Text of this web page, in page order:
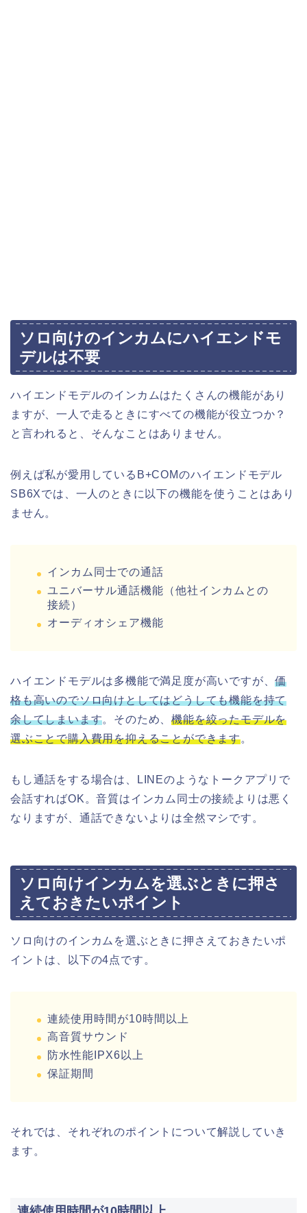
ソロ向けのインカムにハイエンドモ
デルは不要
ハイエンドモデルのインカムはたくさんの機能があり
ますが、一人で走るときにすべての機能が役立つか？
と言われると、そんなことはありません。
例えば私が愛用しているB+COMのハイエンドモデル
SB6Xでは、一人のときに以下の機能を使うことはあり
ません。
インカム同士での通話
ユニバーサル通話機能（他社インカムとの
接続）
オーディオシェア機能
ハイエンドモデルは多機能で満足度が高いですが、価
格も高いのでソロ向けとしてはどうしても機能を持て
余してしまいます。そのため、機能を絞ったモデルを
選ぶことで購入費用を抑えることができます。
もし通話をする場合は、LINEのようなトークアプリで
会話すればOK。音質はインカム同士の接続よりは悪く
なりますが、通話できないよりは全然マシです。
ソロ向けインカムを選ぶときに押さ
えておきたいポイント
ソロ向けのインカムを選ぶときに押さえておきたいポ
イントは、以下の4点です。
連続使用時間が10時間以上
高音質サウンド
防水性能IPX6以上
保証期間
それでは、それぞれのポイントについて解説していき
ます。